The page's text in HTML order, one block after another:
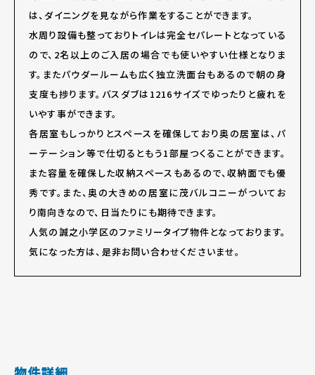
は、ダイニングを見ながら作業をすることができます。
水周り設備も整っておりトイレは完全セパレートとなっている
ので、2名以上のご入居の場合でも使いやすい仕様となりま
す。またパウダールームも広く独立洗面台もあるので朝の身
支度も捗ります。バスダブは1216サイズでゆったりと疲れを
いやす事ができます。
各居室もしっかりとスペースを確保しており奥の居室は、パ
ーテーション等で仕切るともう1部屋つくることができます。
また容量を確保した収納スペースもあるので、収納面でも優
秀です。また、奥の大きめの居室に茂バルコニーがついてお
り南向きなので、日当たりにも期待できます。
人気の誠之小学区のファミリータイプ物件となっております。
気になった方は、是非お問い合わせくださいませ。